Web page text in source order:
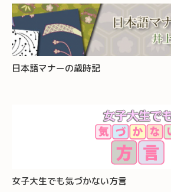
日本語マナーの歳時記
女子大生でも気づかない方言